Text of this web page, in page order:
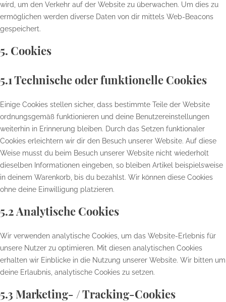
wird, um den Verkehr auf der Website zu überwachen. Um dies zu
ermöglichen werden diverse Daten von dir mittels Web-Beacons
gespeichert.
5. Cookies
5.1 Technische oder funktionelle Cookies
Einige Cookies stellen sicher, dass bestimmte Teile der Website
ordnungsgemäß funktionieren und deine Benutzereinstellungen
weiterhin in Erinnerung bleiben. Durch das Setzen funktionaler
Cookies erleichtern wir dir den Besuch unserer Website. Auf diese
Weise musst du beim Besuch unserer Website nicht wiederholt
dieselben Informationen eingeben, so bleiben Artikel beispielsweise
in deinem Warenkorb, bis du bezahlst. Wir können diese Cookies
ohne deine Einwilligung platzieren.
5.2 Analytische Cookies
Wir verwenden analytische Cookies, um das Website-Erlebnis für
unsere Nutzer zu optimieren. Mit diesen analytischen Cookies
erhalten wir Einblicke in die Nutzung unserer Website. Wir bitten um
deine Erlaubnis, analytische Cookies zu setzen.
5.3 Marketing- / Tracking-Cookies